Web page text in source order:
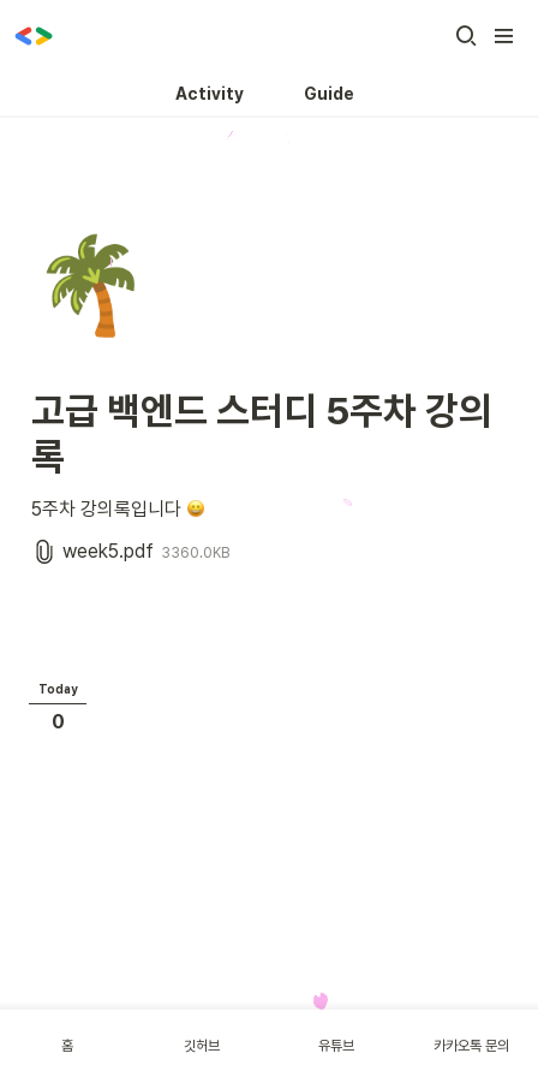
Activity Guide
🌴
고급 백엔드 스터디 5주차 강의
록
5주차 강의록입니다
week5.pdf 3360.0KB
Today
0
홈 깃허브 유튜브 카카오톡 문의